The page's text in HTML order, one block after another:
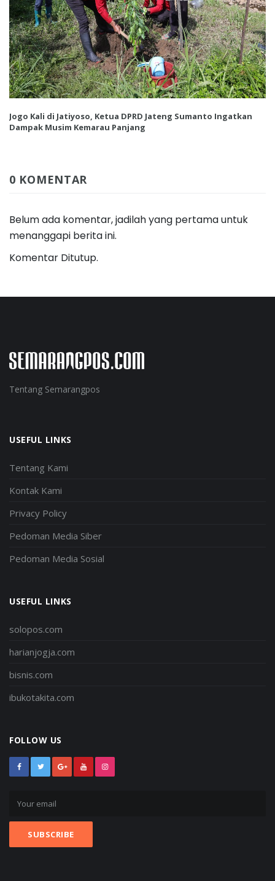
Jogo Kali di Jatiyoso, Ketua DPRD Jateng Sumanto Ingatkan
Dampak Musim Kemarau Panjang
0 KOMENTAR
Belum ada komentar, jadilah yang pertama untuk
menanggapi berita ini.
Komentar Ditutup.
Tentang Semarangpos
USEFUL LINKS
Tentang Kami
Kontak Kami
Privacy Policy
Pedoman Media Siber
Pedoman Media Sosial
USEFUL LINKS
solopos.com
harianjogja.com
bisnis.com
ibukotakita.com
FOLLOW US